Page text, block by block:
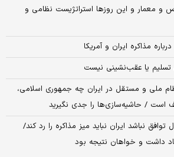
و معمار و این روزها استراتژیست نظامی و
مذاکره ایران و آمریکا
تسلیم یا عقب‌نشینی نیست
ملی و مستقل در ایران چه جمهوری اسلامی،
است / حاشیه‌سازی‌ها را جدی نگیرید
نباشد ایران نباید میز مذاکره را رد کند/
داشت و خواهان نتیجه بود